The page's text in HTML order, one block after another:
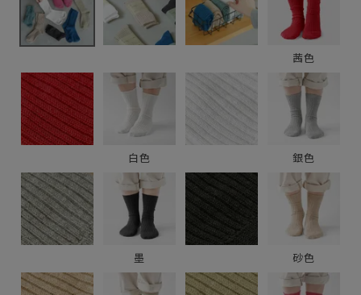
読み物
ログアウト
茜色
白色 銀色
墨 砂色